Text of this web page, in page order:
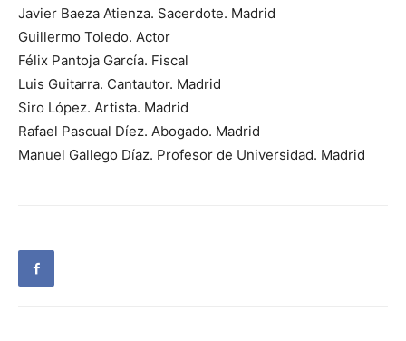
Javier Baeza Atienza. Sacerdote. Madrid
Guillermo Toledo. Actor
Félix Pantoja García. Fiscal
Luis Guitarra. Cantautor. Madrid
Siro López. Artista. Madrid
Rafael Pascual Díez. Abogado. Madrid
Manuel Gallego Díaz. Profesor de Universidad. Madrid